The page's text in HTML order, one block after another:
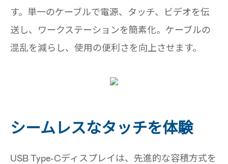
す。単一のケーブルで電源、タッチ、ビデオを伝
送し、ワークステーションを簡素化。ケーブルの
混乱を減らし、使用の便利さを向上させます。
シームレスなタッチを体験
USB Type-Cディスプレイは、先進的な容積方式を